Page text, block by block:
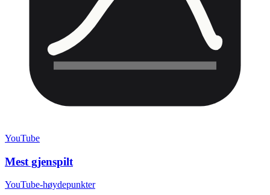
YouTube
Mest gjenspilt
YouTube-høydepunkter